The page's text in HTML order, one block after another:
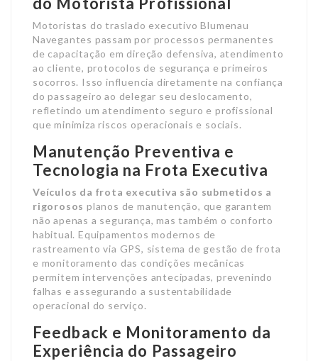
Motoristas do traslado executivo Blumenau
Navegantes passam por processos permanentes
de capacitação em direção defensiva, atendimento
ao cliente, protocolos de segurança e primeiros
socorros. Isso influencia diretamente na confiança
do passageiro ao delegar seu deslocamento,
refletindo um atendimento seguro e profissional
que minimiza riscos operacionais e sociais.
Manutenção Preventiva e
Tecnologia na Frota Executiva
Veículos da frota executiva são submetidos a
rigorosos planos de manutenção, que garantem
não apenas a segurança, mas também o conforto
habitual. Equipamentos modernos de
rastreamento via GPS, sistema de gestão de frota
e monitoramento das condições mecânicas
permitem intervenções antecipadas, prevenindo
falhas e assegurando a sustentabilidade
operacional do serviço.
Feedback e Monitoramento da
Experiência do Passageiro